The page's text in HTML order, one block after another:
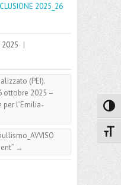
2025_26
|
(PEI).
ottobre 2025 –
l’Emilia-
→